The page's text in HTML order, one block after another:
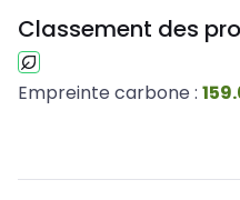
Classement des
Empreinte carbone :